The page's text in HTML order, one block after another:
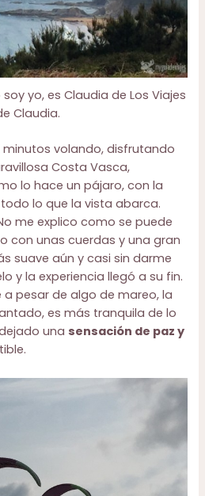
yo, es Claudia de Los Viajes
Claudia.
minutos volando, disfrutando
Costa Vasca,
lo hace un pájaro, con la
lo que la vista abarca.
me explico como se puede
con unas cuerdas y una gran
suave aún y casi sin darme
y la experiencia llegó a su fin.
pesar de algo de mareo, la
es más tranquila de lo
unasensación de paz y